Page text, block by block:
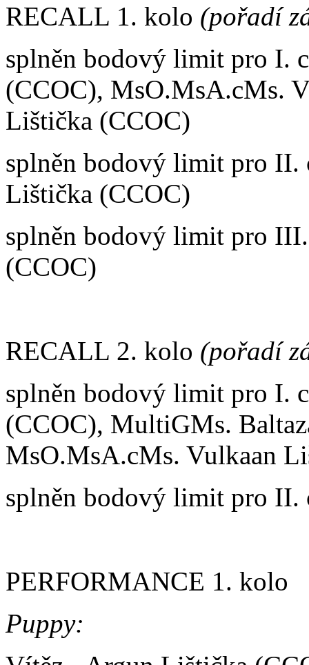
RECALL 1. kolo (pořadí
splněn bodový limit pro I.
(CCOC), MsO.MsA.cMs.
Lištička (CCOC)
splněn bodový limit pro II.
Lištička (CCOC)
splněn bodový limit pro
(CCOC)
RECALL 2. kolo (pořadí
splněn bodový limit pro I.
(CCOC), MultiGMs.
MsO.MsA.cMs. Vulkaan
splněn bodový limit pro II.
PERFORMANCE 1. kolo
Puppy: